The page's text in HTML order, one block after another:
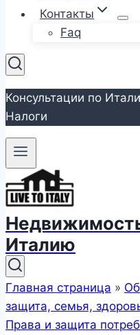
Контакты
Faq
Консультации по
Налоги
Италию
Главная страница »
защита, семья,
Права и защита